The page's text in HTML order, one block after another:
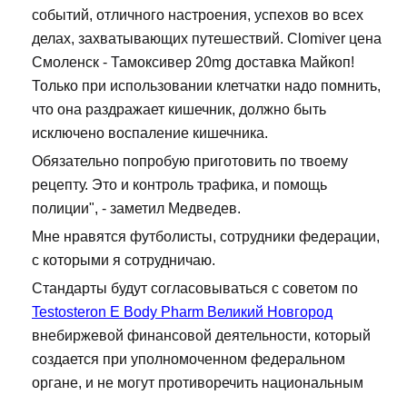
событий, отличного настроения, успехов во всех
делах, захватывающих путешествий. Clomiver цена
Смоленск - Тамоксивер 20mg доставка Майкоп!
Только при использовании клетчатки надо помнить,
что она раздражает кишечник, должно быть
исключено воспаление кишечника.
Обязательно попробую приготовить по твоему
рецепту. Это и контроль трафика, и помощь
полиции", - заметил Медведев.
Мне нравятся футболисты, сотрудники федерации,
с которыми я сотрудничаю.
Стандарты будут согласовываться с советом по
Testosteron E Body Pharm Великий Новгород
внебиржевой финансовой деятельности, который
создается при уполномоченном федеральном
органе, и не могут противоречить национальным